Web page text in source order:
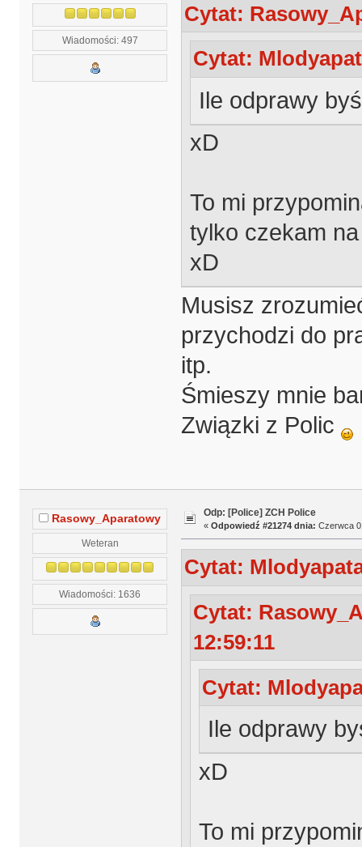
Wiadomości: 497
Cytat:
Cytat:
Ile odprawy
xD
To mi
tylko czekam
xD
Musisz
przychodzi do
itp.
Śmieszy mnie
Związki z Polic
Rasowy_Aparatowy
Weteran
Wiadomości: 1636
Odp: [Police] ZCH Police
« Odpowiedź #21274 dnia: Czerwca
Cytat:
Cytat:
12:59:11
Cytat:
Ile odprawy
xD
To mi